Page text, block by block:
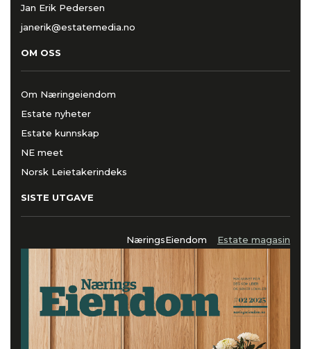
Jan Erik Pedersen
janerik@estatemedia.no
OM OSS
Om Næringeiendom
Estate nyheter
Estate kunnskap
NE meet
Norsk Leietakerindeks
SISTE UTGAVE
NæringsEiendom Estate magasin